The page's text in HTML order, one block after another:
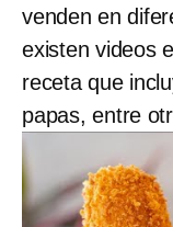
venden en
existen videos
receta que
papas, entre